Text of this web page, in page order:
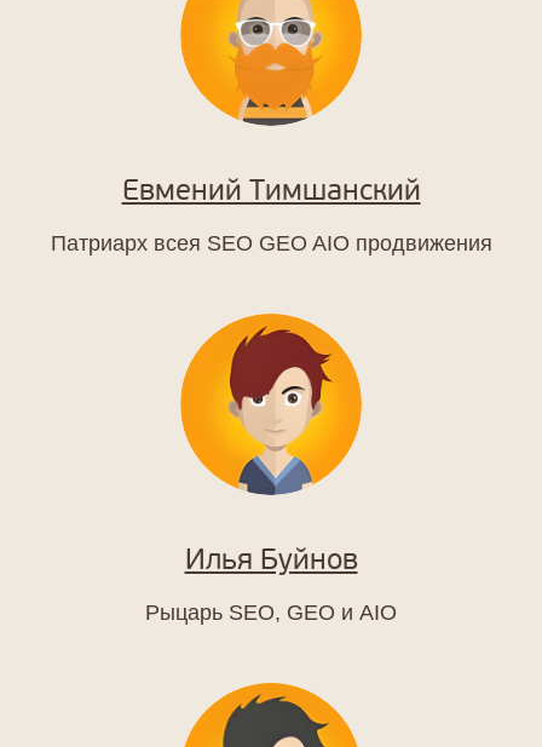
Евмений Тимшанский
Патриарх всея SEO GEO AIO продвижения
Илья Буйнов
Рыцарь SEO, GEO и AIO
вопросы